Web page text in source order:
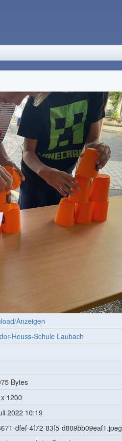
Anzeigen
Heuss-Schule Laubach
Bytes
1200
2022 10:19
dfef-4f72-83f5-d809bb09eaf1.jpeg